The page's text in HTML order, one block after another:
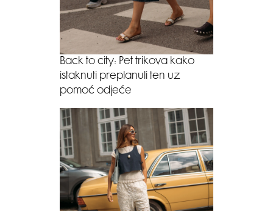
Back to city: Pet trikova kako
istaknuti preplanuli ten uz
pomoć odjeće